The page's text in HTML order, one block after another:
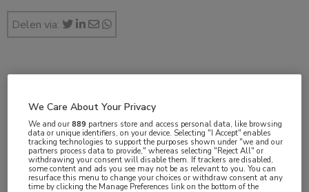
Delen via:
Vakgebieden:
Gastro-enterologie,Oncologie
We Care About Your Privacy
We and our889 partners store and access personal data, like browsing
data or unique identifiers, on your device. Selecting "I Accept" enables
tracking technologies to support the purposes shown under "we and our
partners process data to provide," whereas selecting "Reject All" or
withdrawing your consent will disable them. If trackers are disabled,
some content and ads you see may not be as relevant to you. You can
resurface this menu to change your choices or withdraw consent at any
time by clicking the Manage Preferences link on the bottom of the